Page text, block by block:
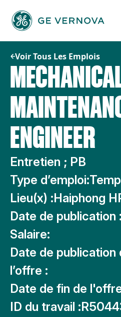
contenu
Voir Tous Les Emplois
ENGINEER
Entretien ; PB
Type d’emploi:
Lieu(x) :Haiphong
Date de publication :
Salaire:
Date de publication
l’offre :
Date de fin de
ID du travail :